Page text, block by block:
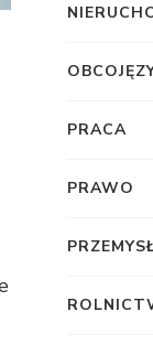
PRACA
PRAWO